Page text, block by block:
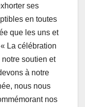
ses
en toutes
que les uns et
La célébration
notre soutien et
à notre
nous nous
nos